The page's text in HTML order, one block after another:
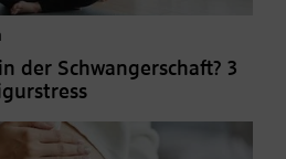
der Schwangerschaft? 3